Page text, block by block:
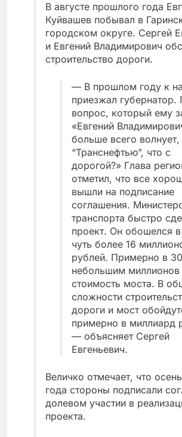
В августе прошлого года
Куйвашев побывал в
городском округе. Сергей
и Евгений Владимирович
строительство дороги.
— В прошлом году к
приезжал
вопрос, который ему
«Евгений
больше всего волнует,
“Транснефтью”, что с
дорогой?» Глава
отметил, что все
вышли на подписание
соглашения.
транспорта быстро
проект. Он обошелся
чуть более 16
рублей. Примерно в
небольшим
стоимость моста. В
сложности
дороги и мост
примерно в миллиард
— объясняет Сергей
Евгеньевич.
Величко отмечает, что
года стороны подписали
долевом участии в
проекта.